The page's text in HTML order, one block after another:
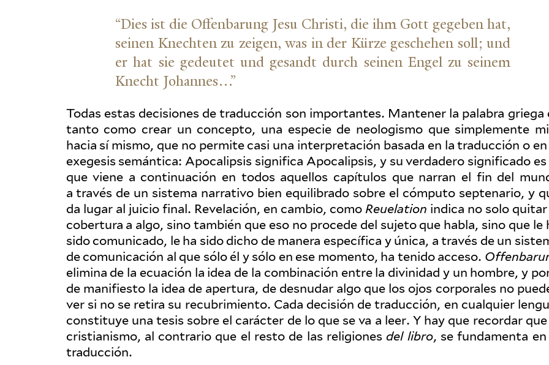
“Dies ist die Offen­barung Jesu Christi, die ihm Gott gegeben hat,
seinen Knechten zu zeigen, was in der Kürze geschehen soll; und
er hat sie gedeutet und gesandt durch seinen Engel zu seinem
Knecht Johannes…”
Todas estas deci­siones de tra­ducción son impor­tantes. Man­tener la palabra griega
tanto como crear un con­cepto, una especie de neol­o­gismo que sim­ple­mente
hacia sí mismo, que no permite casi una inter­pretación basada en la tra­ducción o en
exe­gesis semántica: Apoc­alipsis sig­nifica Apoc­alipsis, y su ver­dadero sig­nificado
que viene a con­tin­uación en todos aquellos capí­tulos que narran el fin del
a través de un sistema nar­rativo bien equi­li­brado sobre el cómputo septe­nario, y
da lugar al juicio final. Rev­elación, en cambio, como Reue­lation indica no solo quitar
cobertura a algo, sino también que eso no procede del sujeto que habla, sino que le
sido comu­nicado, le ha sido dicho de manera específica y única, a través de un
de comu­ni­cación al que sólo él y sólo en ese momento, ha tenido acceso.
elimina de la ecuación la idea de la com­bi­nación entre la divinidad y un hombre, y
de man­i­fiesto la idea de apertura, de desnudar algo que los ojos cor­po­rales no
ver si no se retira su recubrim­iento. Cada decisión de tra­ducción, en cualquier
con­stituye una tesis sobre el carácter de lo que se va a leer. Y hay que recordar que
cris­tianismo, al con­trario que el resto de las reli­gionesdel libro, se fun­da­menta en
traducción.